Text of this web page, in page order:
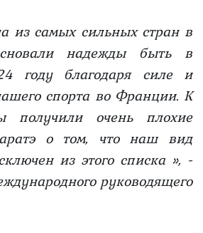
из самых сильных стран в
надежды быть в
году благодаря силе и
спорта во Франции. К
получили очень плохие
о том, что наш вид
из этого списка », -
руководящего